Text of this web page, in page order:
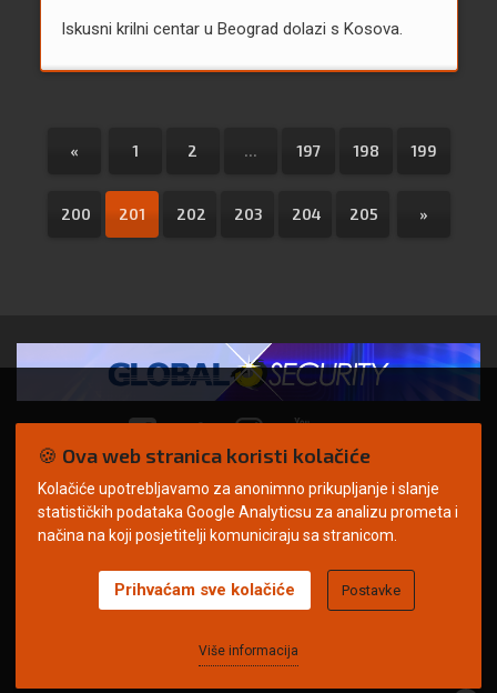
Iskusni krilni centar u Beograd dolazi s Kosova.
« 1 2 ... 197 198 199
200 201 202 203 204 205 »
© Copyright 2026. | ARILEO
Uvjeti korištenja Politika privatnosti
Impressum
🍪 Ova web stranica koristi kolačiće
Kolačiće upotrebljavamo za anonimno prikupljanje i slanje
statističkih podataka Google Analyticsu za analizu prometa i
načina na koji posjetitelji komuniciraju sa stranicom.
Više informacija
Prihvaćam sve kolačiće Postavke